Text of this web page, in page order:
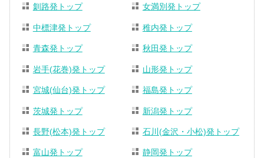
釧路発トップ 女満別発トップ
中標津発トップ 稚内発トップ
青森発トップ 秋田発トップ
岩手(花巻)発トップ 山形発トップ
宮城(仙台)発トップ 福島発トップ
茨城発トップ 新潟発トップ
長野(松本)発トップ 石川(金沢・小松)発トップ
富山発トップ 静岡発トップ